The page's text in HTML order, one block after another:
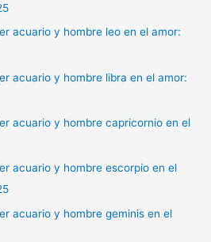
acuario y hombre leo en el amor:
acuario y hombre libra en el amor:
acuario y hombre capricornio en el
acuario y hombre escorpio en el
acuario y hombre geminis en el